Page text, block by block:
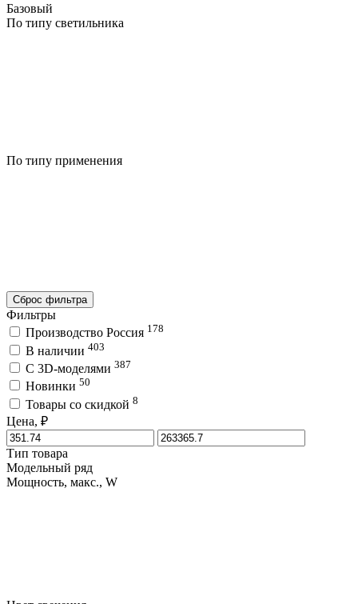
Базовый
По типу светильника
По типу применения
Сброс фильтра
Фильтры
Производство Россия 178
В наличии 403
C 3D-моделями 387
Новинки 50
Товары со скидкой 8
Цена, ₽
Тип товара
Модельный ряд
Мощность, макс., W